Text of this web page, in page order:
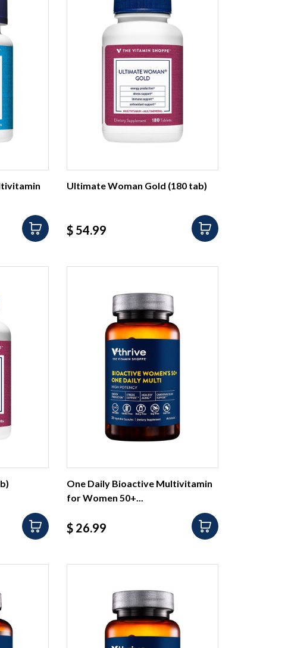
Ultimate Woman Gold (180 tab)
Precio
$ 54.99
One Daily Bioactive Multivitamin
for Women 50+...
Precio
$ 26.99